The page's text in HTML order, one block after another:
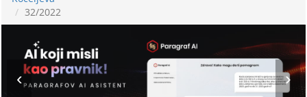
32/2022